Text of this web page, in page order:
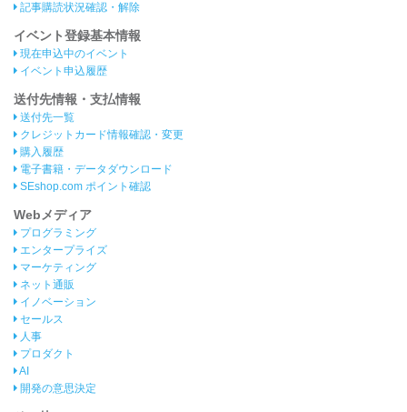
記事購読状況確認・解除
イベント登録基本情報
現在申込中のイベント
イベント申込履歴
送付先情報・支払情報
送付先一覧
クレジットカード情報確認・変更
購入履歴
電子書籍・データダウンロード
SEshop.com ポイント確認
Webメディア
プログラミング
エンタープライズ
マーケティング
ネット通販
イノベーション
セールス
人事
プロダクト
AI
開発の意思決定